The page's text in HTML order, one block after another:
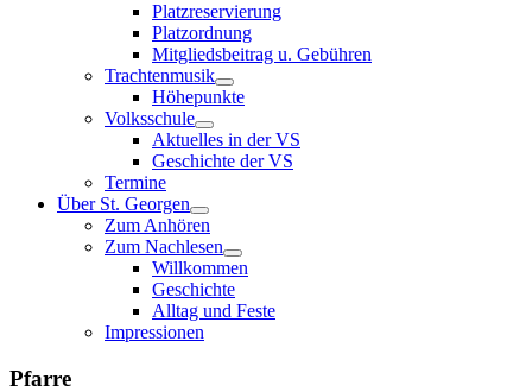
Platzreservierung
Platzordnung
Mitgliedsbeitrag u. Gebühren
Trachtenmusik
Höhepunkte
Volksschule
Aktuelles in der VS
Geschichte der VS
Termine
Über St. Georgen
Zum Anhören
Zum Nachlesen
Willkommen
Geschichte
Alltag und Feste
Impressionen
Pfarre